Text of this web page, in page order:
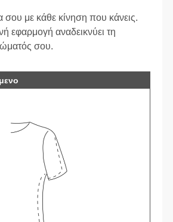
με κάθε κίνηση που κάνεις.
εφαρμογή αναδεικνύει τη
σου.